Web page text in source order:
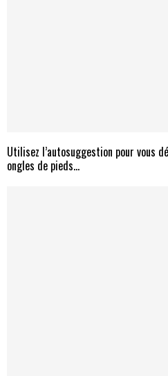
Utilisez l’autosuggestion pour vous
ongles de pieds…